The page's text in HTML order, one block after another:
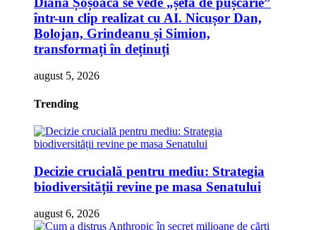
într-un clip realizat cu AI. Nicușor Dan,
Bolojan, Grindeanu și Simion,
transformați în deținuți
august 5, 2026
Trending
Decizie crucială pentru mediu: Strategia
biodiversității revine pe masa Senatului
august 6, 2026